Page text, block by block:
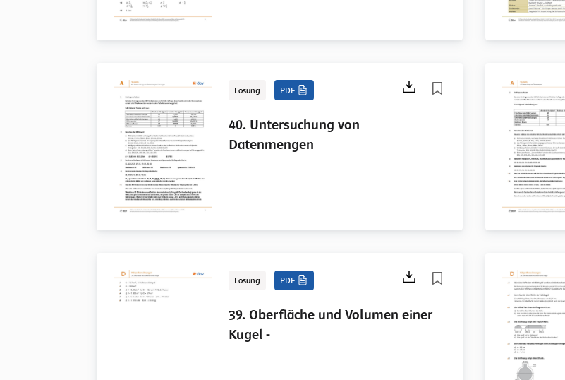
Lösung PDF
40. Untersuchung von
Datenmengen
Lösung PDF
39. Oberfläche und Volumen einer
Kugel -